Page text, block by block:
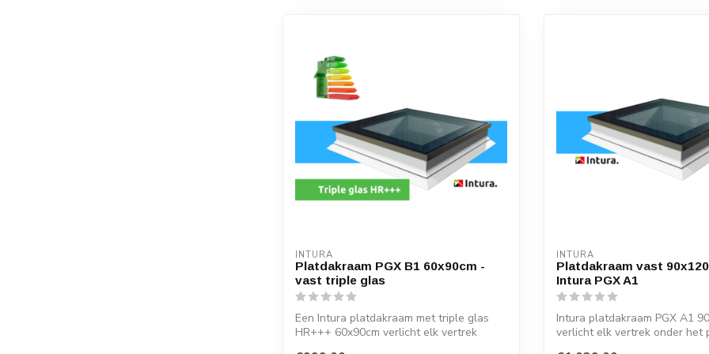
INTURA
Platdakraam PGX B1 60x90cm -
vast triple glas
Een Intura platdakraam met triple glas
HR+++ 60x90cm verlicht elk vertrek
INTURA
Platdakraam vast
Intura PGX A1
Intura platdakraam PGX A1
verlicht elk vertrek onder het